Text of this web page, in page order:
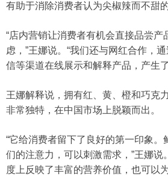
有助于消除消费者认为尖椒辣而不甜的
“店内营销让消费者有机会直接品尝产
虑，”王娜说。“我们还与网红合作，
信等渠道在线展示和解释产品，产生
王娜解释说，拥有红、黄、橙和巧克
非常独特，在中国市场上脱颖而出。
“它给消费者留下了良好的第一印象。
们的注意力，可以刺激需求，”王娜说
度上反映了丰富的营养价值，也可以